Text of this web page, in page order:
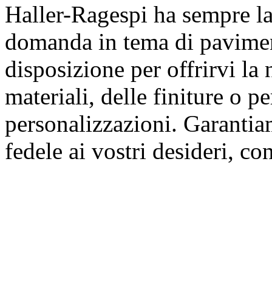
Haller-Ragespi ha sempre
domanda in tema di
disposizione per offrirvi la
materiali, delle finiture o
personalizzazioni.
fedele ai vostri desideri,